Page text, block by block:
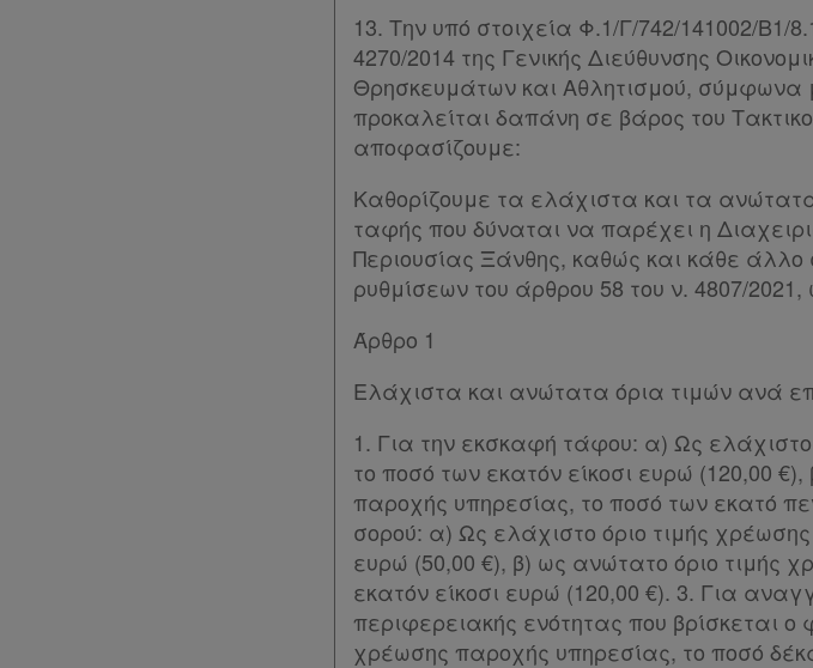
13. Την υπό στοιχεία Φ.1/Γ/742/141002/Β1/
4270/2014 της Γενικής Διεύθυνσης
Θρησκευμάτων και Αθλητισμού, σύμφωνα
προκαλείται δαπάνη σε βάρος του
αποφασίζουμε:
Καθορίζουμε τα ελάχιστα και τα
ταφής που δύναται να παρέχει η
Περιουσίας Ξάνθης, καθώς και κάθε
ρυθμίσεων του άρθρου 58 του ν. 4807/
Άρθρο 1
Ελάχιστα και ανώτατα όρια τιμών ανά
1. Για την εκσκαφή τάφου: α) Ως
το ποσό των εκατόν είκοσι ευρώ (120,00
παροχής υπηρεσίας, το ποσό των εκατό
σορού: α) Ως ελάχιστο όριο τιμής
ευρώ (50,00 €), β) ως ανώτατο όριο τιμής
εκατόν είκοσι ευρώ (120,00 €). 3. Για
περιφερειακής ενότητας που βρίσκεται
χρέωσης παροχής υπηρεσίας, το ποσό